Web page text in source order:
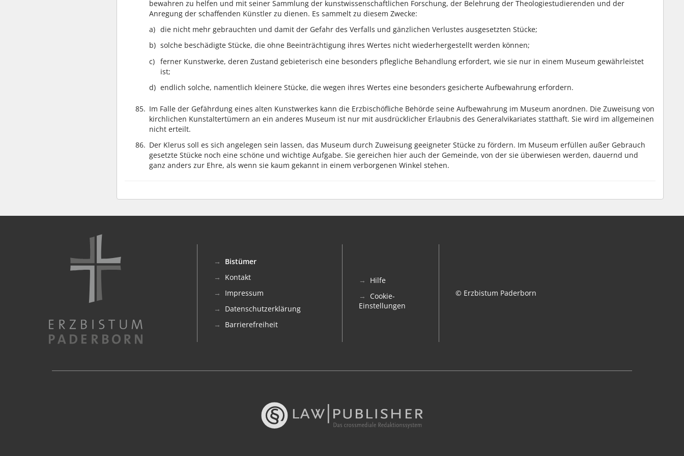
bewahren zu helfen und mit seiner Sammlung der kunstwissenschaftlichen Forschung, der Belehrung der Theologiestudierenden und der
Anregung der schaffenden Künstler zu dienen. Es sammelt zu diesem Zwecke:
die nicht mehr gebrauchten und damit der Gefahr des Verfalls und gänzlichen Verlustes ausgesetzten Stücke;
solche beschädigte Stücke, die ohne Beeinträchtigung ihres Wertes nicht wiederhergestellt werden können;
ferner Kunstwerke, deren Zustand gebieterisch eine besonders pflegliche Behandlung erfordert, wie sie nur in einem Museum gewährleistet
ist;
endlich solche, namentlich kleinere Stücke, die wegen ihres Wertes eine besonders gesicherte Aufbewahrung erfordern.
85. Im Falle der Gefährdung eines alten Kunstwerkes kann die Erzbischöfliche Behörde seine Aufbewahrung im Museum anordnen. Die Zuweisung von
kirchlichen Kunstaltertümern an ein anderes Museum ist nur mit ausdrücklicher Erlaubnis des Generalvikariates statthaft. Sie wird im allgemeinen
nicht erteilt.
86. Der Klerus soll es sich angelegen sein lassen, das Museum durch Zuweisung geeigneter Stücke zu fördern. Im Museum erfüllen außer Gebrauch
gesetzte Stücke noch eine schöne und wichtige Aufgabe. Sie gereichen hier auch der Gemeinde, von der sie überwiesen werden, dauernd und
ganz anders zur Ehre, als wenn sie kaum gekannt in einem verborgenen Winkel stehen.
Bistümer
Kontakt
Impressum
Datenschutzerklärung
Barrierefreiheit
Hilfe
Cookie-
Einstellungen
© Erzbistum Paderborn